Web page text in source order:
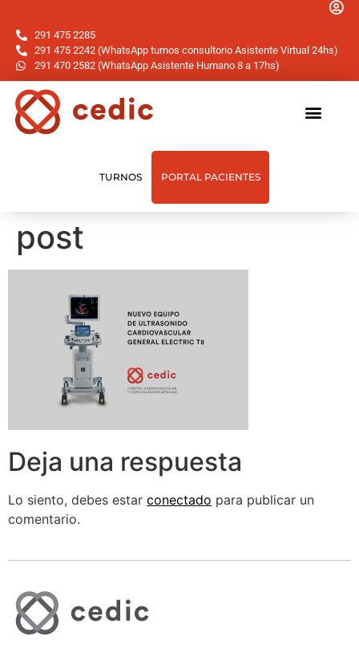
291 475 2285
291 475 2242 (WhatsApp turnos consultorio Asistente Virtual 24hs)
291 470 2582 (WhatsApp Asistente Humano 8 a 17hs)
TURNOS PORTAL PACIENTES
post
Deja una respuesta
Lo siento, debes estar conectado para publicar un
comentario.